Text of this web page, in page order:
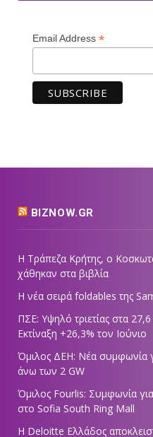
Email Address *
BIZNOW.GR
Η Τράπεζα Κρήτης, ο
χάθηκαν στα βιβλία
Η νέα σειρά foldables της
ΠΣΕ: Υψηλό τριετίας στα
Εκτίναξη +26,3% τον Ιούνιο
Όμιλος ΔΕΗ: Νέα συμφωνία
άνω των 2 GW
Όμιλος Fourlis: Συμφωνία
στο Sofia South Ring Mall
Η Deloitte Ελλάδος